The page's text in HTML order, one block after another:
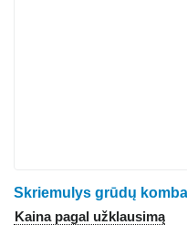
Skriemulys grūdų
Kaina pagal užklausimą